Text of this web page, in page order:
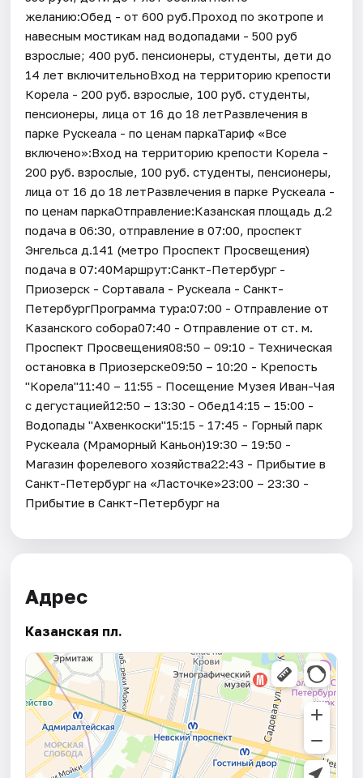
желанию:Обед - от 600 руб.Проход по экотропе и
навесным мостикам над водопадами - 500 руб
взрослые; 400 руб. пенсионеры, студенты, дети до
14 лет включительноВход на территорию крепости
Корела - 200 руб. взрослые, 100 руб. студенты,
пенсионеры, лица от 16 до 18 летРазвлечения в
парке Рускеала - по ценам паркаТариф «Все
включено»:Вход на территорию крепости Корела -
200 руб. взрослые, 100 руб. студенты, пенсионеры,
лица от 16 до 18 летРазвлечения в парке Рускеала -
по ценам паркаОтправление:Казанская площадь д.2
подача в 06:30, отправление в 07:00, проспект
Энгельса д.141 (метро Проспект Просвещения)
подача в 07:40Маршрут:Санкт-Петербург -
Приозерск - Сортавала - Рускеала - Санкт-
ПетербургПрограмма тура:07:00 - Отправление от
Казанского собора07:40 - Отправление от ст. м.
Проспект Просвещения08:50 – 09:10 - Техническая
остановка в Приозерске09:50 – 10:20 - Крепость
"Корела"11:40 – 11:55 - Посещение Музея Иван-Чая
с дегустацией12:50 – 13:30 - Обед14:15 – 15:00 -
Водопады "Ахвенкоски"15:15 - 17:45 - Горный парк
Рускеала (Мраморный Каньон)19:30 – 19:50 -
Магазин форелевого хозяйства22:43 - Прибытие в
Санкт-Петербург на «Ласточке»23:00 – 23:30 -
Прибытие в Санкт-Петербург на
Адрес
Казанская пл.